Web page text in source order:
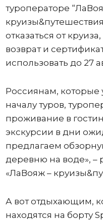
туроператоре
отказаться от
возврат и
использовать до 27
Россиянам, которые
началу туров,
проживание в
экскурсии в дни
предлагаем
деревню на воде», –
«ЛаВояж –
А вот отдыхающим,
находятся на борту